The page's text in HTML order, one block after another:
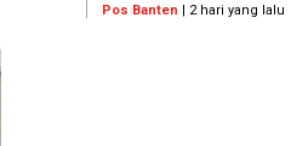
Pos Banten | 2 hari yang lalu